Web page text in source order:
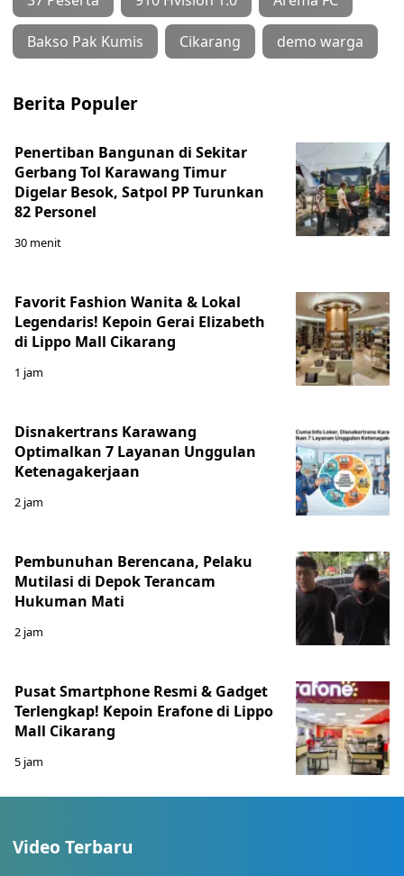
Bakso Pak Kumis Cikarang demo warga
Berita Populer
Penertiban Bangunan di Sekitar
Gerbang Tol Karawang Timur
Digelar Besok, Satpol PP Turunkan
82 Personel
30 menit
Favorit Fashion Wanita & Lokal
Legendaris! Kepoin Gerai Elizabeth
di Lippo Mall Cikarang
1 jam
Disnakertrans Karawang
Optimalkan 7 Layanan Unggulan
Ketenagakerjaan
2 jam
Pembunuhan Berencana, Pelaku
Mutilasi di Depok Terancam
Hukuman Mati
2 jam
Pusat Smartphone Resmi & Gadget
Terlengkap! Kepoin Erafone di Lippo
Mall Cikarang
5 jam
Video Terbaru